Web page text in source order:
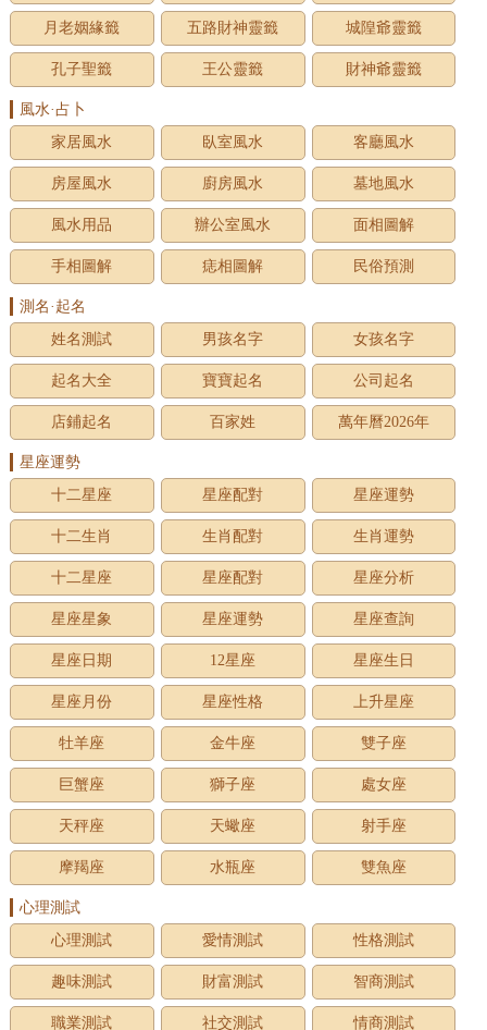
月老姻緣籤 五路財神靈籤 城隍爺靈籤
孔子聖籤 王公靈籤 財神爺靈籤
風水·占卜
家居風水
臥室風水 客廳風水
房屋風水 廚房風水 墓地風水
風水用品 辦公室風水 面相圖解
手相圖解 痣相圖解 民俗預測
測名·起名
姓名測試
男孩名字 女孩名字
起名大全 寶寶起名 公司起名
店鋪起名 百家姓 萬年曆2026年
星座運勢
十二星座
星座配對 星座運勢
十二生肖 生肖配對 生肖運勢
十二星座 星座配對 星座分析
星座星象 星座運勢 星座查詢
星座日期 12星座 星座生日
星座月份 星座性格 上升星座
牡羊座 金牛座 雙子座
巨蟹座 獅子座 處女座
天秤座 天蠍座 射手座
摩羯座 水瓶座 雙魚座
心理測試
心理測試
愛情測試 性格測試
趣味測試 財富測試 智商測試
職業測試 社交測試 情商測試